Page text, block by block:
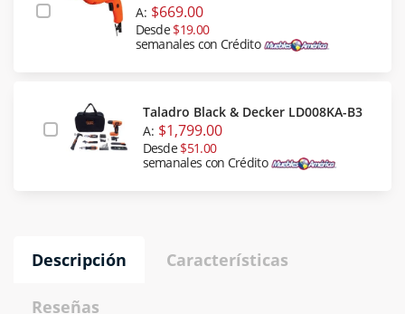
A: $669.00
Desde$19.00
semanales con Crédito
Taladro Black & Decker LD008KA-B3
A: $1,799.00
Desde$51.00
semanales con Crédito
Descripción Características
Reseñas